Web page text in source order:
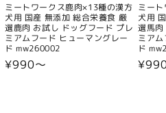
ミートワークス鹿肉×13種の漢方
犬用 国産 無添加 総合栄養食 厳
選鹿肉 お試し ドッグフード プレ
ミアムフード ヒューマングレー
ド mw260002
通
¥990〜
ミー
犬用
選馬
ミア
ド
通